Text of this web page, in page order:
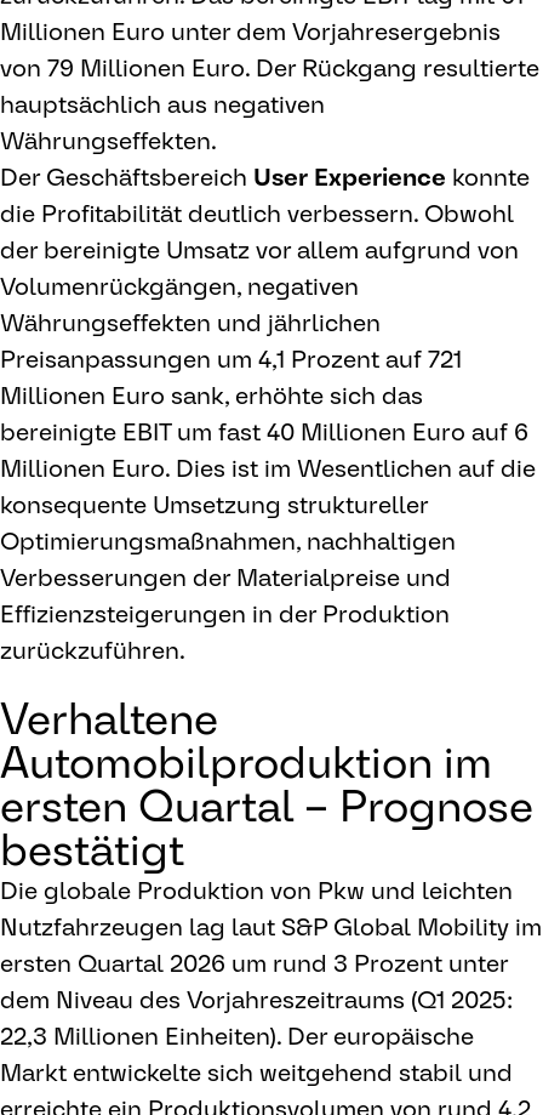
Millionen Euro unter dem Vorjahresergebnis
von 79 Millionen Euro. Der Rückgang resultierte
hauptsächlich aus negativen
Währungseffekten.
Der Geschäftsbereich User Experience konnte
die Profitabilität deutlich verbessern. Obwohl
der bereinigte Umsatz vor allem aufgrund von
Volumenrückgängen, negativen
Währungseffekten und jährlichen
Preisanpassungen um 4,1 Prozent auf 721
Millionen Euro sank, erhöhte sich das
bereinigte EBIT um fast 40 Millionen Euro auf 6
Millionen Euro. Dies ist im Wesentlichen auf die
konsequente Umsetzung struktureller
Optimierungsmaßnahmen, nachhaltigen
Verbesserungen der Materialpreise und
Effizienzsteigerungen in der Produktion
zurückzuführen.
Verhaltene
Automobilproduktion im
ersten Quartal – Prognose
bestätigt
Die globale Produktion von Pkw und leichten
Nutzfahrzeugen lag laut S&P Global Mobility im
ersten Quartal 2026 um rund 3 Prozent unter
dem Niveau des Vorjahreszeitraums (Q1 2025:
22,3 Millionen Einheiten). Der europäische
Markt entwickelte sich weitgehend stabil und